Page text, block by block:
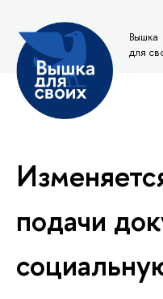
Вышка
для
подачи